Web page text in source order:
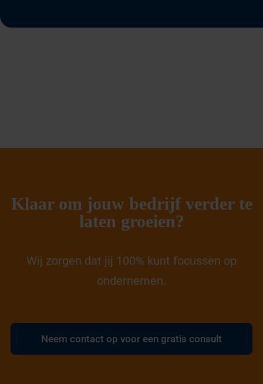
Klaar om jouw bedrijf verder te
laten groeien?
Wij zorgen dat jij 100% kunt focussen op
ondernemen.
Neem contact op voor een gratis consult